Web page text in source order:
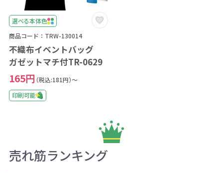
選べる本体色
商品コード：TRW-130014
不織布イベントバッグ
ガゼットマチ付TR-0629
165円 （税込:181円）～
印刷可能
売れ筋ランキング